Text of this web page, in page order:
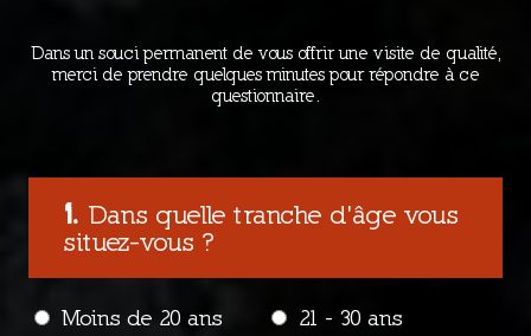
Dans un souci permanent de vous offrir une visite de qualité,
merci de prendre quelques minutes pour répondre à ce
questionnaire.
Dans quelle tranche d'âge vous
situez-vous ?
Moins de 20 ans
21 - 30 ans